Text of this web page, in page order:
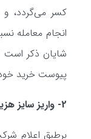
کسر می‌گردد،
انجام معامله
شایان ذکر است
پیوست خرید
2- واریز سایز هزینه‌ها به حساب بهمن موتور
برطبق اعلام